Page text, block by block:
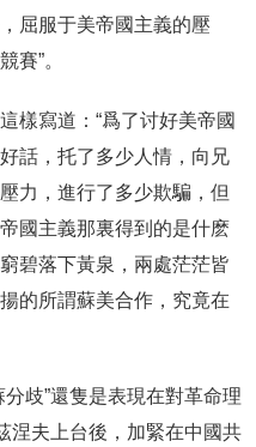
屈服于美帝國主義的壓
賽”。
樣寫道：“爲了讨好美帝國
話，托了多少人情，向兄
力，進行了多少欺騙，但
國主義那裏得到的是什麽
碧落下黃泉，兩處茫茫皆
的所謂蘇美合作，究竟在
歧”還隻是表現在對革命理
涅夫上台後，加緊在中國共